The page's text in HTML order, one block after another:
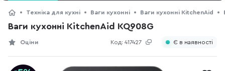
Техніка для кухні Ваги кухонні Ваги кухонні KitchenAid
Ваги кухонні KitchenAid KQ908G
Код: 417427
Оціни Є в наявності